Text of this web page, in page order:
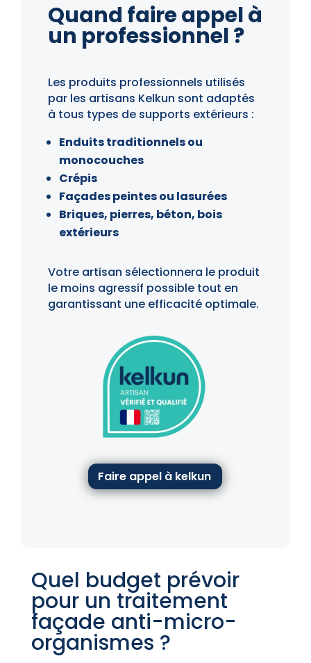
Quand faire appel à
un professionnel ?
Les produits professionnels utilisés
par les artisans Kelkun sont adaptés
à tous types de supports extérieurs :
Enduits traditionnels ou
monocouches
Crépis
Façades peintes ou lasurées
Briques, pierres, béton, bois
extérieurs
Votre artisan sélectionnera le produit
le moins agressif possible tout en
garantissant une efficacité optimale.
Faire appel à kelkun
Quel budget prévoir
pour un traitement
façade anti-micro-
organismes ?